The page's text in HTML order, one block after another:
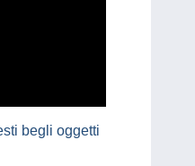
begli oggetti